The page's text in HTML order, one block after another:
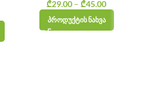
₾29.00 – ₾45.00
₾29.00
ᲞᲠᲝᲓᲣᲥᲢᲘᲡ ᲜᲐᲮᲕᲐ